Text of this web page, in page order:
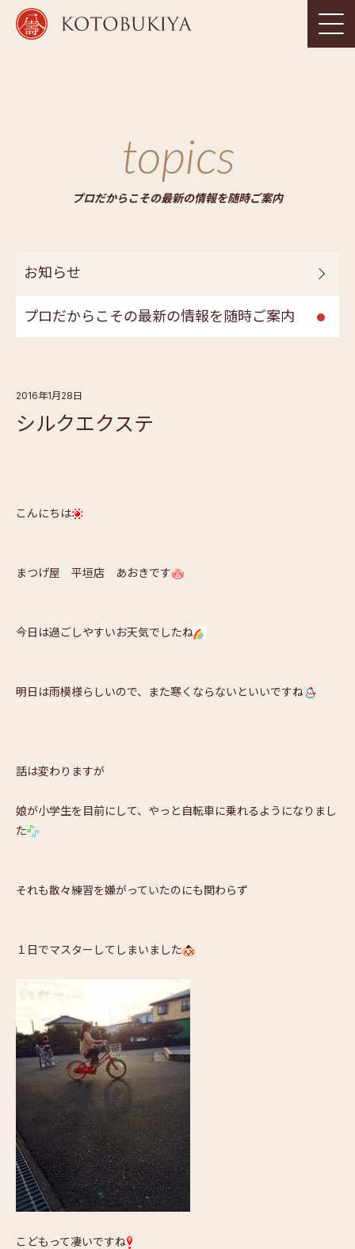
topics
プロだからこその最新の情報を随時ご案内
お知らせ
プロだからこその最新の情報を随時ご案内
2016年1月28日
シルクエクステ
こんにちは
まつげ屋 平垣店 あおきです
今日は過ごしやすいお天気でしたね
明日は雨模様らしいので、また寒くならないといいですね
話は変わりますが
娘が小学生を目前にして、やっと自転車に乗れるようになりまし
た
それも散々練習を嫌がっていたのにも関わらず
１日でマスターしてしまいました
こどもって凄いですね